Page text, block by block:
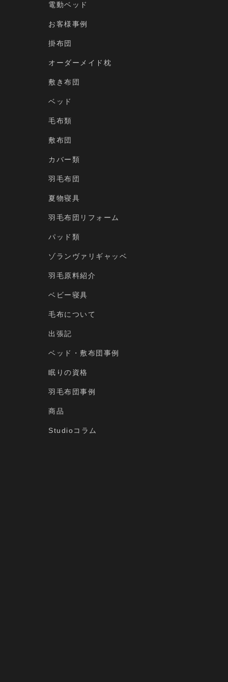
電動ベッド
お客様事例
掛布団
オーダーメイド枕
敷き布団
ベッド
毛布類
敷布団
カバー類
羽毛布団
夏物寝具
羽毛布団リフォーム
パッド類
ゾランヴァリギャッベ
羽毛原料紹介
ベビー寝具
毛布について
出張記
ベッド・敷布団事例
眠りの資格
羽毛布団事例
商品
Studioコラム